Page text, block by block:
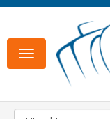
Toggle
navigation